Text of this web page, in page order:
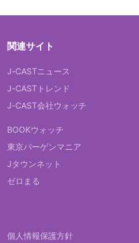
関連サイト
J-CASTニュース
J-CASTトレンド
J-CAST会社ウォッチ
BOOKウォッチ
東京バーゲンマニア
Jタウンネット
ゼロまる
個人情報保護方針